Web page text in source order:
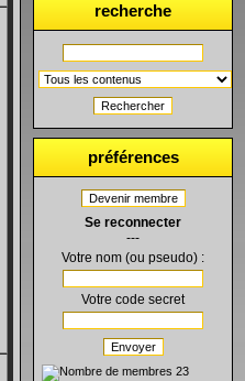
recherche
Rechercher
préférences
Devenir membre
Se reconnecter
---
Votre nom (ou pseudo) :
Votre code secret
Envoyer
23